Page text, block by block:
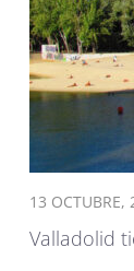
13 OCTUBRE,
Valladolid